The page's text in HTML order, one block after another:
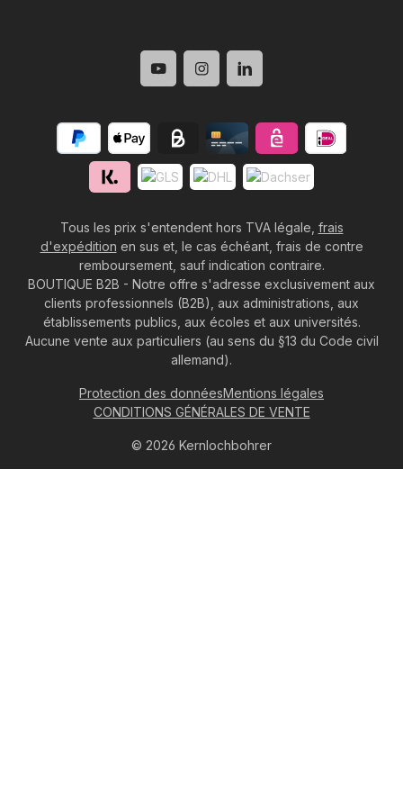
Tous les prix s'entendent hors TVA légale, frais
d'expédition en sus et, le cas échéant, frais de contre
remboursement, sauf indication contraire.
BOUTIQUE B2B - Notre offre s'adresse exclusivement aux
clients professionnels (B2B), aux administrations, aux
établissements publics, aux écoles et aux universités.
Aucune vente aux particuliers (au sens du §13 du Code civil
allemand).
© 2026 Kernlochbohrer
Protection des donnéesMentions légales
CONDITIONS GÉNÉRALES DE VENTE